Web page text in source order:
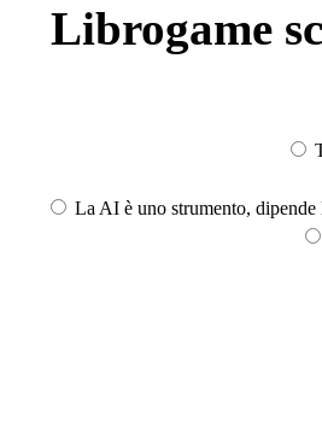
Librogame
La AI è uno strumento, dipende